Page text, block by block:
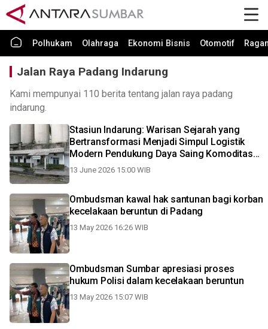
Polhukam Olahraga Ekonomi Bisnis Otomotif
Jalan Raya Padang Indarung
Kami mempunyai 110 berita tentang jalan raya padang
indarung.
Stasiun Indarung: Warisan Sejarah yang
Bertransformasi Menjadi Simpul Logistik
Modern Pendukung Daya Saing Komoditas
Nasional
13 June 2026 15:00 WIB
Ombudsman kawal hak santunan bagi korban
kecelakaan beruntun di Padang
13 May 2026 16:26 WIB
Ombudsman Sumbar apresiasi proses
hukum Polisi dalam kecelakaan beruntun
13 May 2026 15:07 WIB